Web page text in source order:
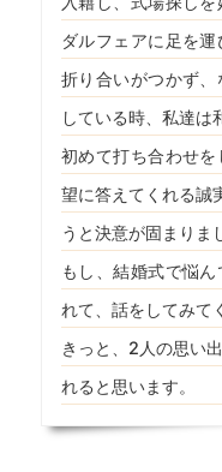
ダルフェアに足を
折り合いがつかず
している時、私達は
初めて打ち合わせ
望に答えてくれる誠
うと決意が固まりま
もし、結婚式で悩
れて、話をしてみて
きっと、2人の思い
れると思います。